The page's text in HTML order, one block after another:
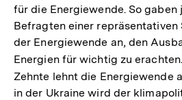
für die Energiewende. So gaben
Befragten einer
der Energiewende an, den
Energien für wichtig zu erachten.
Zehnte lehnt die Energiewende
in der Ukraine wird der